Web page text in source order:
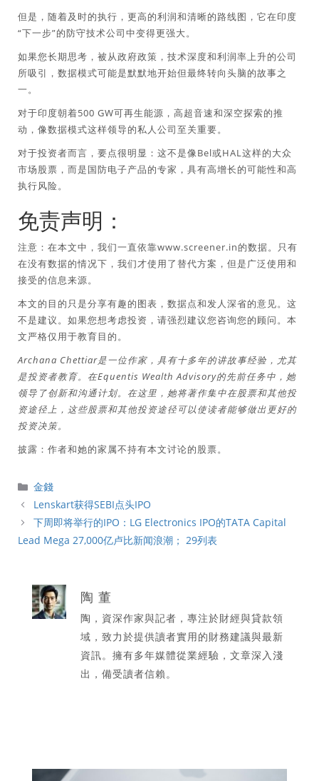
但是，随着及时的执行，更高的利润和清晰的路线图，它在印度
“下一步”的防守技术公司中变得更强大。
如果您长期思考，被从政府政策，技术深度和利润率上升的公司
所吸引，数据模式可能是默默地开始但最终转向头脑的故事之
一。
对于印度朝着500 GW可再生能源，高超音速和深空探索的推
动，像数据模式这样领导的私人公司至关重要。
对于投资者而言，要点很明显：这不是像Bel或HAL这样的大众
市场股票，而是国防电子产品的专家，具有高增长的可能性和高
执行风险。
免责声明：
注意：在本文中，我们一直依靠www.screener.in的数据。只有
在没有数据的情况下，我们才使用了替代方案，但是广泛使用和
接受的信息来源。
本文的目的只是分享有趣的图表，数据点和发人深省的意见。这
不是建议。如果您想考虑投资，请强烈建议您咨询您的顾问。本
文严格仅用于教育目的。
Archana Chettiar是一位作家，具有十多年的讲故事经验，尤其
是投资者教育。在Equentis Wealth Advisory的先前任务中，她
领导了创新和沟通计划。在这里，她将著作集中在股票和其他投
资途径上，这些股票和其他投资途径可以使读者能够做出更好的
投资决策。
披露：作者和她的家属不持有本文讨论的股票。
分
類
金錢
Lenskart获得SEBI点头IPO
下周即将举行的IPO：LG Electronics IPO的TATA Capital
Lead Mega 27,000亿卢比新闻浪潮； 29列表
陶 董
陶，資深作家與記者，專注於財經與貸款領
域，致力於提供讀者實用的財務建議與最新
資訊。擁有多年媒體從業經驗，文章深入淺
出，備受讀者信賴。